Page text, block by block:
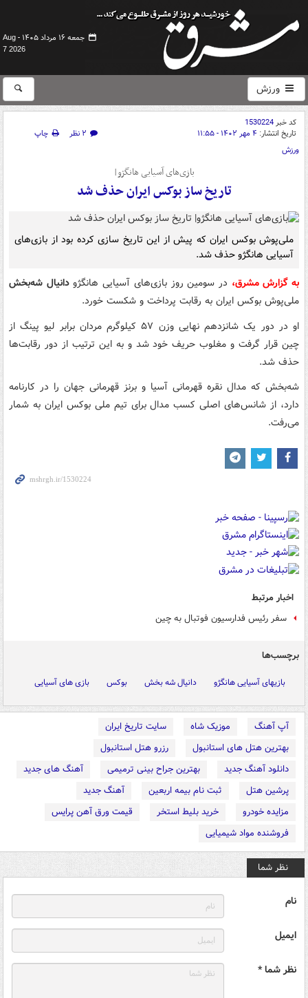
جمعه ۱۶ مرداد ۱۴۰۵ -
Aug
7 2026
ورزش
کد خبر1530224
تاریخ انتشار: ۴ مهر ۱۴۰۲ - ۱۱:۵۵ ۲ نظر
چاپ
ورزش
بازی‌های آسیایی هانگژو|
تاریخ ساز بوکس ایران حذف شد
ملی‌پوش بوکس ایران که پیش از این تاریخ سازی کرده بود از بازی‌های
آسیایی هانگژو حذف شد.
به گزارش مشرق، در سومین روز بازی‌های آسیایی هانگژودانیال شه‌بخش
ملی‌پوش بوکس ایران به رقابت پرداخت و شکست خورد.
او در دور یک شانزدهم نهایی وزن ۵۷ کیلوگرم مردان برابر لیو پینگ از
چین قرار گرفت و مغلوب حریف خود شد و به این ترتیب از دور رقابت‌ها
حذف شد.
شه‌بخش که مدال نقره قهرمانی آسیا و برنز قهرمانی جهان را در کارنامه
دارد، از شانس‌های اصلی کسب مدال برای تیم ملی بوکس ایران به شمار
می‌رفت.
اخبار مرتبط
سفر رئیس فدارسیون فوتبال به چین
برچسب‌ها
بازیهای آسیایی هانگژو دانیال شه بخش بوکس بازی های آسیایی
آپ آهنگ موزیک شاه
سایت تاریخ ایران
بهترین هتل های استانبول
رزرو هتل استانبول
دانلود آهنگ جدید
بهترین جراح بینی ترمیمی
آهنگ های جدید
پرشین هتل
ثبت نام بیمه اربعین
آهنگ جدید
مزایده خودرو
خرید بلیط استخر
قیمت ورق آهن پرایس
فروشنده مواد شیمیایی
نظر شما
نام
ایمیل
نظر شما *